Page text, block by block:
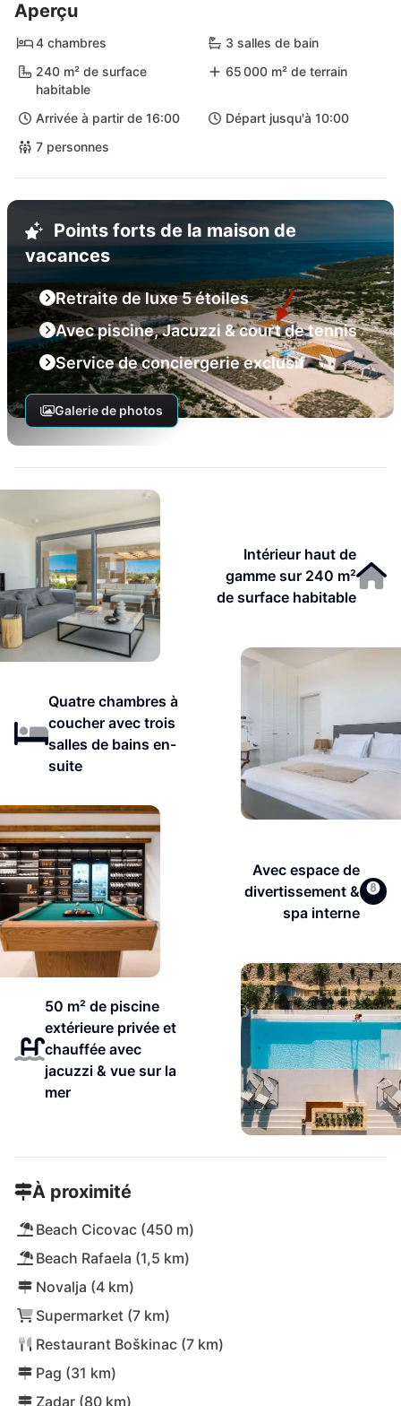
Aperçu
4 chambres
3 salles de bain
240 m² de surface
habitable
65 000 m² de terrain
Arrivée à partir de 16:00
Départ jusqu'à 10:00
7 personnes
Points forts de la maison de
vacances
Retraite de luxe 5 étoiles
Avec piscine, Jacuzzi & court de tennis
Service de conciergerie exclusif
Galerie de photos
Intérieur haut de
gamme sur 240 m²
de surface habitable
Quatre chambres à
coucher avec trois
salles de bains en-
suite
Avec espace de
divertissement &
spa interne
50 m² de piscine
extérieure privée et
chauffée avec
jacuzzi & vue sur la
mer
À proximité
Beach Cicovac (450 m)
Beach Rafaela (1,5 km)
Novalja (4 km)
Supermarket (7 km)
Restaurant Boškinac (7 km)
Pag (31 km)
Zadar (80 km)